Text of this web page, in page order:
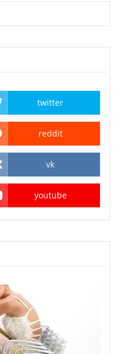
twitter
reddit
vk
youtube